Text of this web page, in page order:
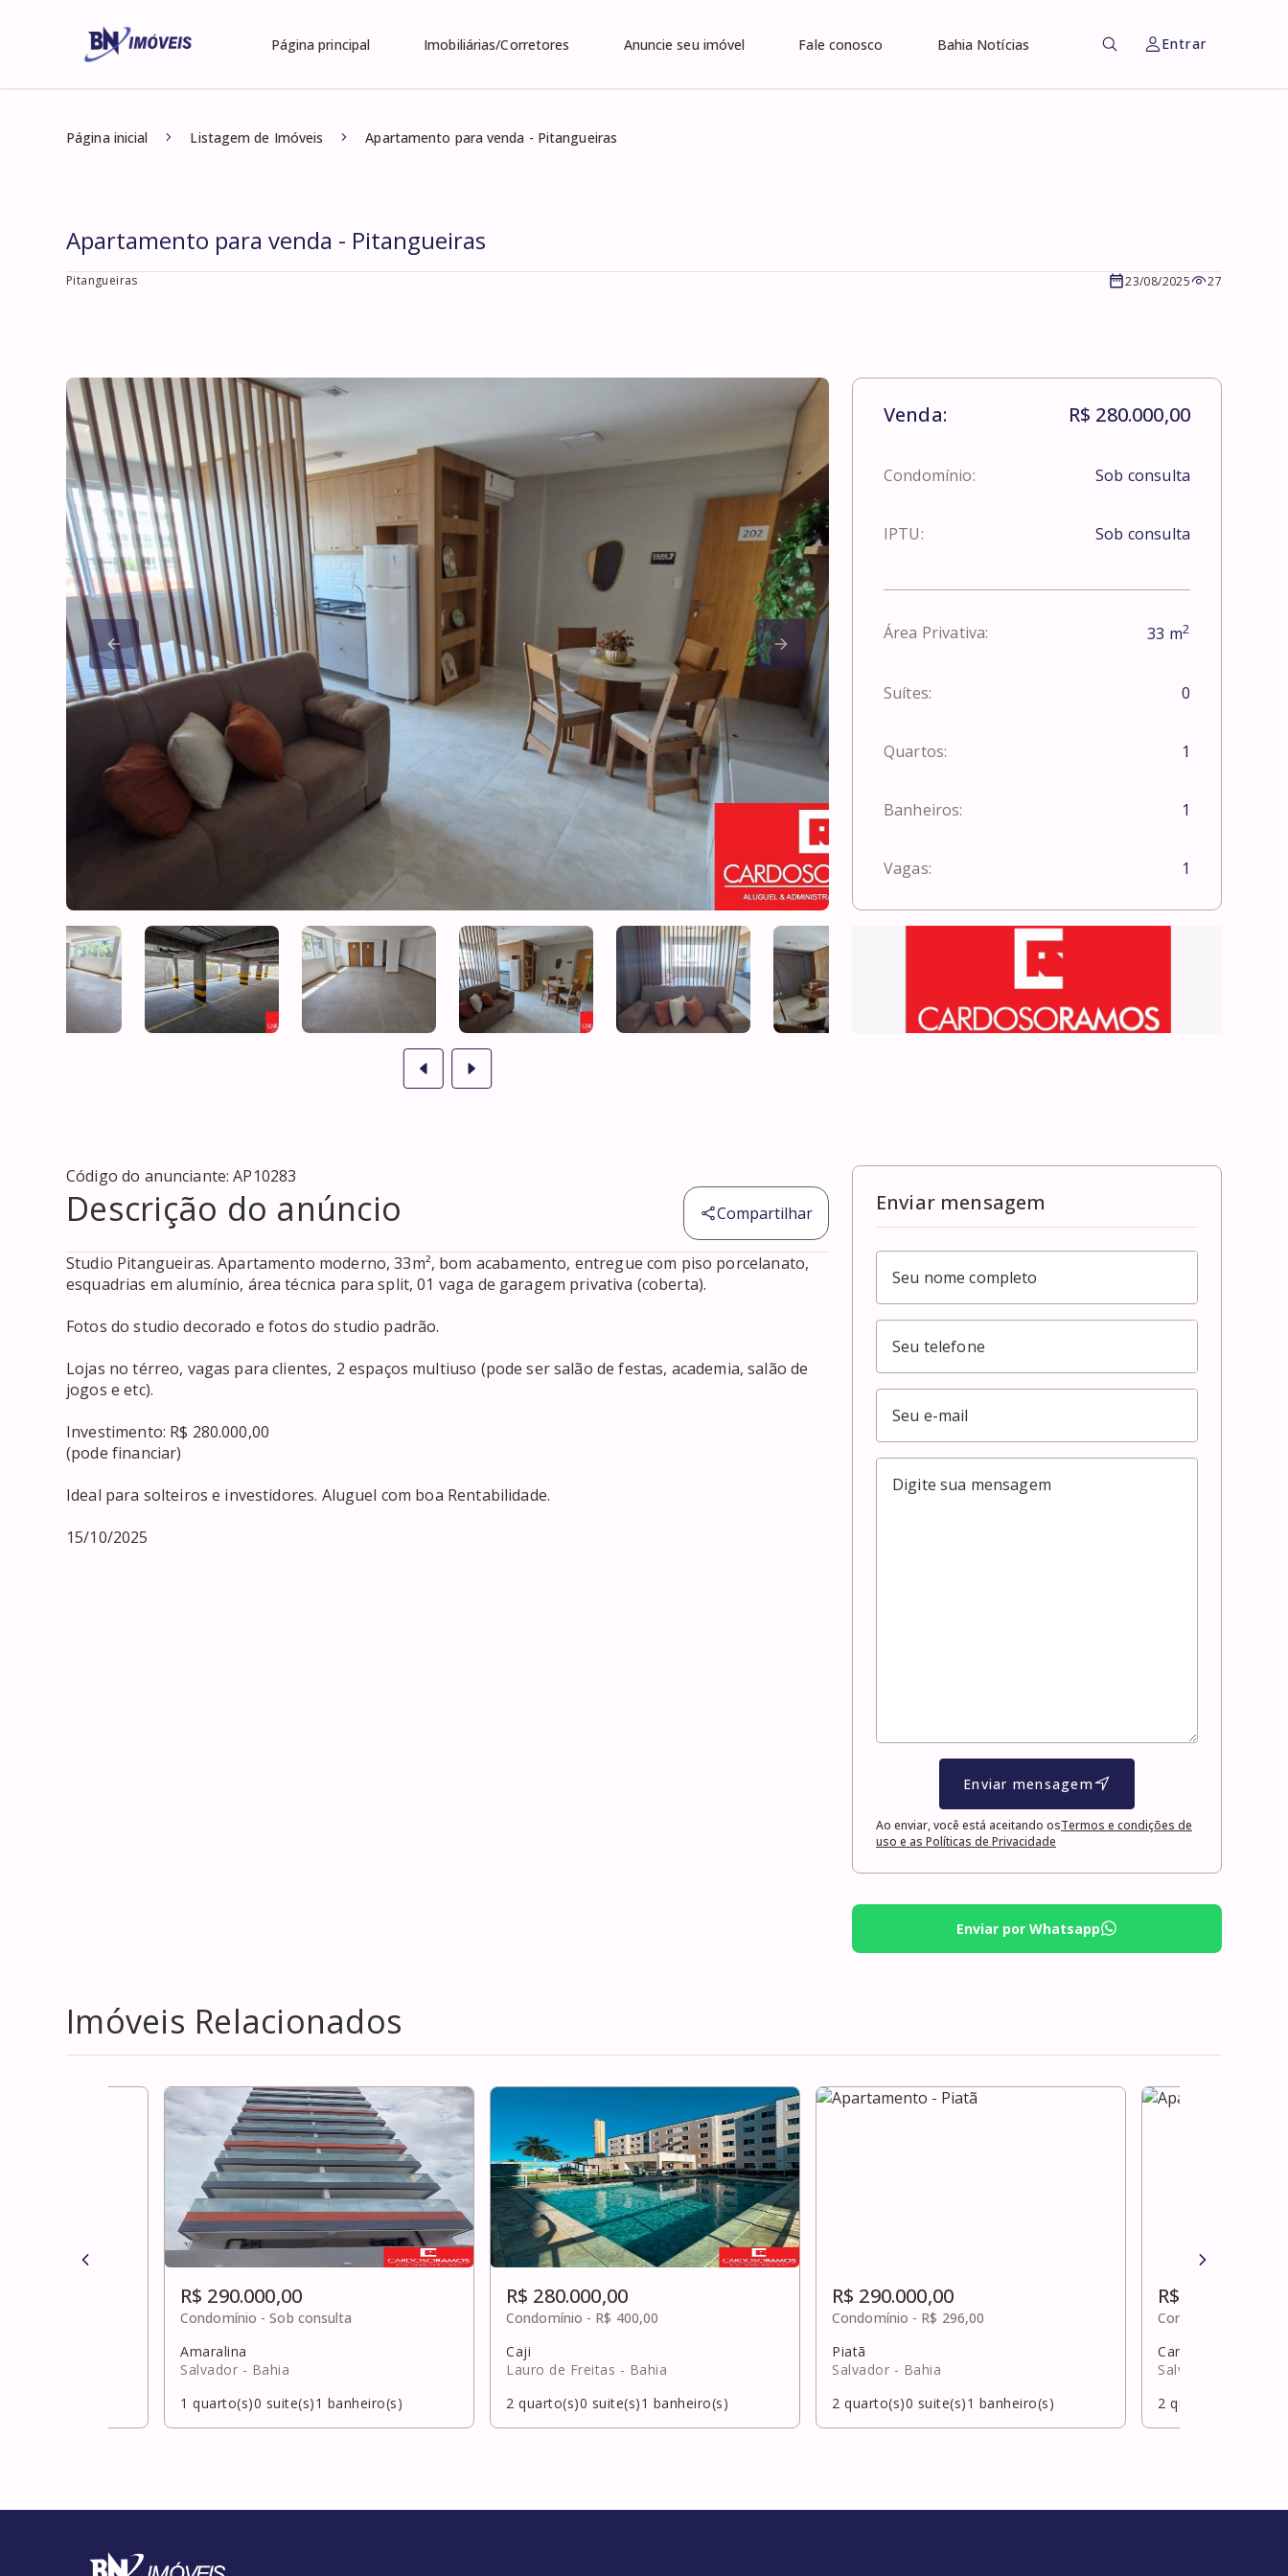
Página principal Imobiliárias/Corretores Anuncie seu imóvel Fale conosco Bahia Notícias Entrar
Página inicial Listagem de Imóveis Apartamento para venda - Pitangueiras
Apartamento para venda - Pitangueiras
Pitangueiras 23/08/2025 27
Venda: R$ 280.000,00
Condomínio: Sob consulta
IPTU: Sob consulta
Área Privativa: 33 m2
Suítes: 0
Quartos: 1
Banheiros: 1
Vagas: 1
Código do anunciante:AP10283
Descrição do anúncio Compartilhar
Studio Pitangueiras. Apartamento moderno, 33m², bom acabamento, entregue com piso porcelanato,
esquadrias em alumínio, área técnica para split, 01 vaga de garagem privativa (coberta).
Fotos do studio decorado e fotos do studio padrão.
Lojas no térreo, vagas para clientes, 2 espaços multiuso (pode ser salão de festas, academia, salão de
jogos e etc).
Investimento: R$ 280.000,00
(pode financiar)
Ideal para solteiros e investidores. Aluguel com boa Rentabilidade.
15/10/2025
Enviar mensagem
Enviar mensagem
Ao enviar, você está aceitando osTermos e condições de
uso e as Políticas de Privacidade
Enviar por Whatsapp
Imóveis Relacionados
R$ 290.000,00
Condomínio -Sob consulta
Amaralina
Salvador - Bahia
1 quarto(s)0 suite(s)1 banheiro(s)
R$ 280.000,00
Condomínio - R$ 400,00
Caji
Lauro de Freitas - Bahia
2 quarto(s)0 suite(s)1 banheiro(s)
R$ 290.000,00
Condomínio - R$ 296,00
Piatã
Salvador - Bahia
2 quarto(s)0 suite(s)1 banheiro(s)
R$ 290.000,00
Condomínio -
Candeal
Salvador
2 quarto(s)